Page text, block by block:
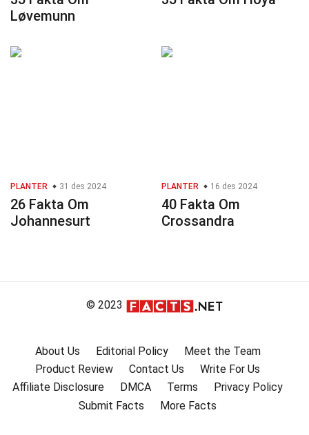
Løvemunn
PLANTER 31 des 2024
26 Fakta Om
Johannesurt
PLANTER 16 des 2024
40 Fakta Om
Crossandra
© 2023
About Us Editorial Policy
Meet the Team
Product Review
Contact Us
Write For Us
Affiliate Disclosure
DMCA Terms
Privacy Policy
Submit Facts
More Facts